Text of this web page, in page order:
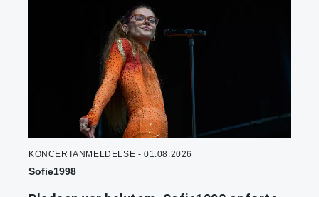
KONCERTANMELDELSE - 01.08.2026
Sofie1998